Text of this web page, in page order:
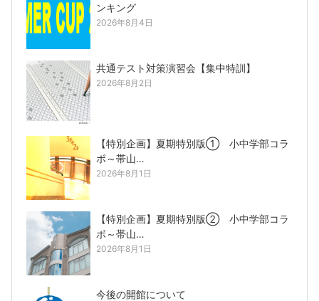
ンキング
2026年8月4日
共通テスト対策演習会【集中特訓】
2026年8月2日
【特別企画】夏期特別版① 小中学部コラ
ボ～帯山…
2026年8月1日
【特別企画】夏期特別版② 小中学部コラ
ボ～帯山…
2026年8月1日
今後の開館について